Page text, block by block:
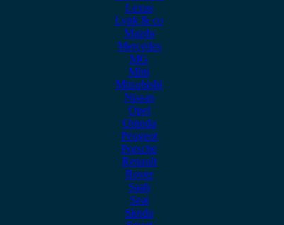
Lexus
Lynk & co
Mazda
Mercedes
MG
Mini
Mitsubishi
Nissan
Opel
Omoda
Peugeot
Porsche
Renault
Rover
Saab
Seat
Skoda